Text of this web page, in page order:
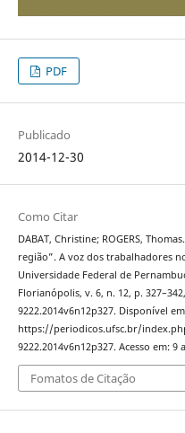
PDF
Publicado
2014-12-30
Como Citar
DABAT, Christine; ROGERS,
região”. A voz dos trabalhadores
Universidade Federal de
Florianópolis, v. 6, n. 12, p.
9222.2014v6n12p327. Disponível
https://periodicos.ufsc.br/
9222.2014v6n12p327. Acesso em: 9
Fomatos de Citação